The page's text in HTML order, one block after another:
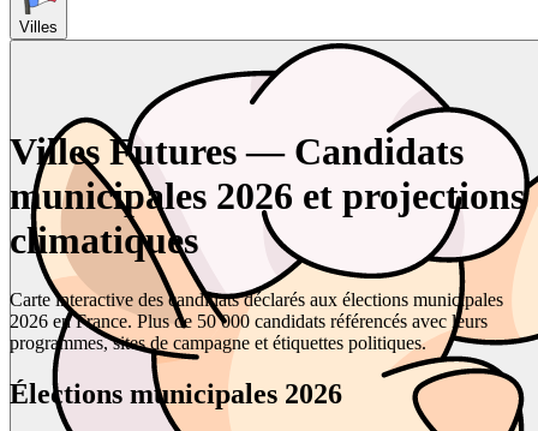
Villes
Villes Futures — Candidats
municipales 2026 et projections
climatiques
Carte interactive des candidats déclarés aux élections municipales
2026 en France. Plus de 50 000 candidats référencés avec leurs
programmes, sites de campagne et étiquettes politiques.
Élections municipales 2026